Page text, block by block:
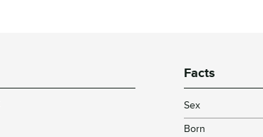
Facts
Sex
Born